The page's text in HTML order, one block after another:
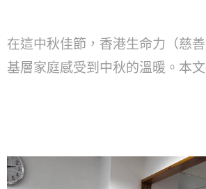
在這中秋佳節，香港生命力（慈
基層家庭感受到中秋的溫暖。本